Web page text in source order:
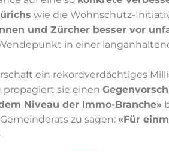
wie die Wohnschutz-
und Zürcher besser vor
in einer
ein rekordverdächtiges
propagiert sie einen
Niveau der Immo-Branche»
zu sagen: «Für